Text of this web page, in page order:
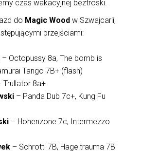
czas wakacyjnej beztroski.
do Magic Woodw Szwajcarii,
przejściami:
– Octopussy 8a, The bomb is
Tango 7B+ (flash)
8a+
– Panda Dub 7c+, Kung Fu
– Hohenzone 7c, Intermezzo
– Schrotti 7B, Hageltrauma 7B